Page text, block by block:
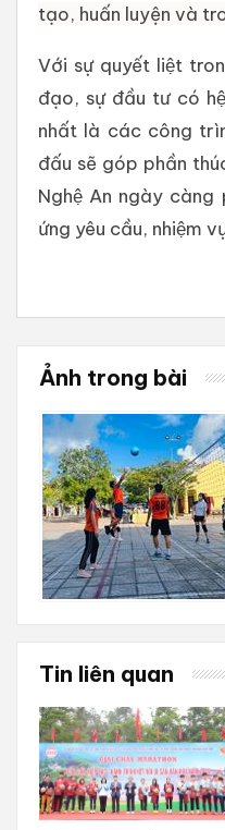
tạo, huấn luyện và
Với sự quyết liệt
đạo, sự đầu tư có
nhất là các công
đấu sẽ góp phần
Nghệ An ngày
ứng yêu cầu, nhiệm
Ảnh trong bài
Tin liên quan